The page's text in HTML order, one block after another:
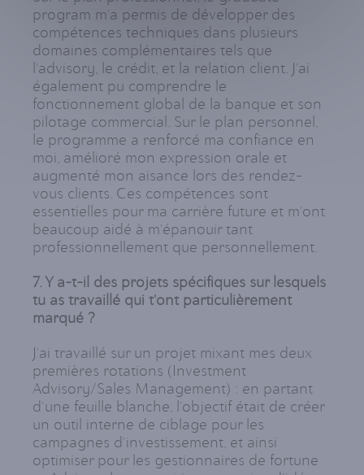
program m'a permis de développer des
compétences techniques dans plusieurs
domaines complémentaires tels que
l'advisory, le crédit, et la relation client. J'ai
également pu comprendre le
fonctionnement global de la banque et son
pilotage commercial. Sur le plan personnel,
le programme a renforcé ma confiance en
moi, amélioré mon expression orale et
augmenté mon aisance lors des rendez-
vous clients. Ces compétences sont
essentielles pour ma carrière future et m'ont
beaucoup aidé à m'épanouir tant
professionnellement que personnellement.
7. Y a-t-il des projets spécifiques sur lesquels
tu as travaillé qui t'ont particulièrement
marqué ?
J'ai travaillé sur un projet mixant mes deux
premières rotations (Investment
Advisory/Sales Management) : en partant
d'une feuille blanche, l'objectif était de créer
un outil interne de ciblage pour les
campagnes d'investissement, et ainsi
optimiser pour les gestionnaires de fortune